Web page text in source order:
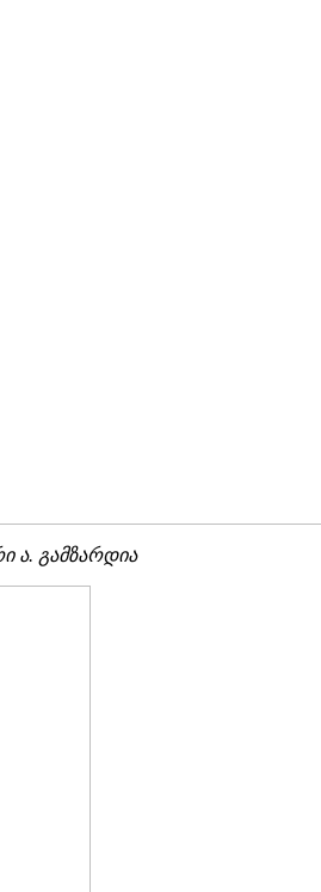
ა. გამზარდია